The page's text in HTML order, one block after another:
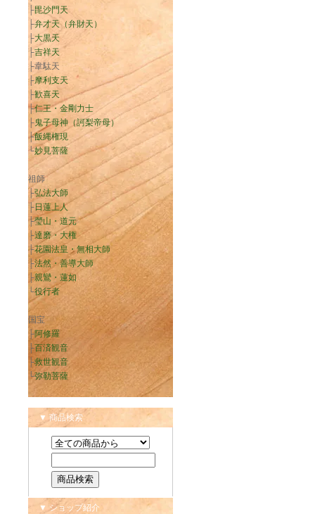
├毘沙門天
├弁才天（弁財天）
├大黒天
├吉祥天
├韋駄天
├摩利支天
├歓喜天
├仁王・金剛力士
├鬼子母神（訶梨帝母）
├飯縄権現
└妙見菩薩
祖師
├弘法大師
├日蓮上人
├瑩山・道元
├達磨・大権
├花園法皇・無相大師
├法然・善導大師
├親鸞・蓮如
└役行者
国宝
├阿修羅
├百済観音
├救世観音
└弥勒菩薩
▼ 商品検索
▼ ショップ紹介